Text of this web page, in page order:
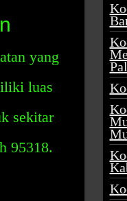
yang
luas
sekitar
95318.